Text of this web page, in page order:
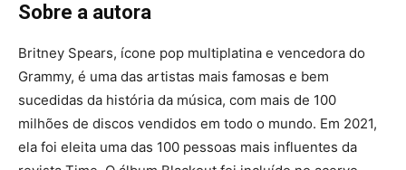
Sobre a autora
Britney Spears, ícone pop multiplatina e vencedora do
Grammy, é uma das artistas mais famosas e bem
sucedidas da história da música, com mais de 100
milhões de discos vendidos em todo o mundo. Em 2021,
ela foi eleita uma das 100 pessoas mais influentes da